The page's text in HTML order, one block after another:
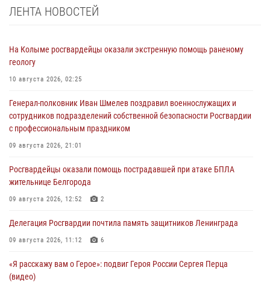
ЛЕНТА НОВОСТЕЙ
На Колыме росгвардейцы оказали экстренную помощь раненому
геологу
10 августа 2026, 02:25
Генерал-полковник Иван Шмелев поздравил военнослужащих и
сотрудников подразделений собственной безопасности Росгвардии
с профессиональным праздником
09 августа 2026, 21:01
Росгвардейцы оказали помощь пострадавшей при атаке БПЛА
жительнице Белгорода
09 августа 2026, 12:52 2
Делегация Росгвардии почтила память защитников Ленинграда
09 августа 2026, 11:12 6
«Я расскажу вам о Герое»: подвиг Героя России Сергея Перца
(видео)